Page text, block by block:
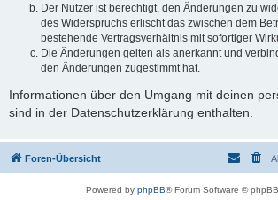
Der Nutzer ist berechtigt, den Änderungen zu
des Widerspruchs erlischt das zwischen dem
bestehende Vertragsverhältnis mit sofortiger
Die Änderungen gelten als anerkannt und
den Änderungen zugestimmt hat.
Informationen über den Umgang mit deinen
sind in der Datenschutzerklärung enthalten.
Foren-Übersicht
Powered by phpBB® Forum Software ©